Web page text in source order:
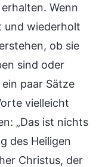
Wenn
und wiederholt
ob sie
sind oder
paar Sätze
vielleicht
„Das ist nichts
des Heiligen
Christus, der